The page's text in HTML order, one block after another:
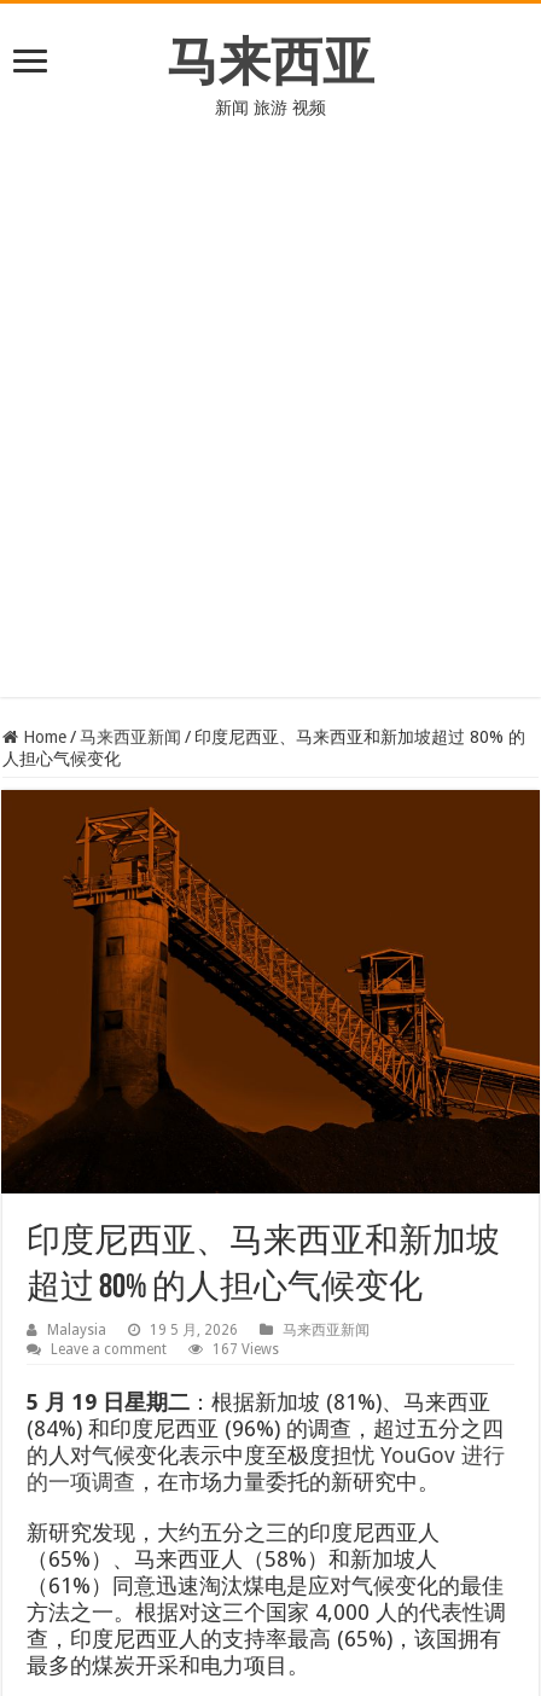
马来西亚
新闻 旅游 视频
Home / 马来西亚新闻 / 印度尼西亚、马来西亚和新加坡超过 80% 的
人担心气候变化
印度尼西亚、马来西亚和新加坡
超过 80% 的人担心气候变化
Malaysia 19 5 月, 2026
马来西亚新闻
Leave a comment
167 Views
5 月 19 日星期二 ：根据新加坡 (81%)、马来西亚
(84%) 和印度尼西亚 (96%) 的调查，超过五分之四
的人对气候变化表示中度至极度担忧YouGov 进行
的一项调查 ，在市场力量委托的新研究中。
新研究发现，大约五分之三的印度尼西亚人
（65%）、马来西亚人（58%）和新加坡人
（61%）同意迅速淘汰煤电是应对气候变化的最佳
方法之一。根据对这三个国家 4,000 人的代表性调
查，印度尼西亚人的支持率最高 (65%)，该国拥有
最多的煤炭开采和电力项目。